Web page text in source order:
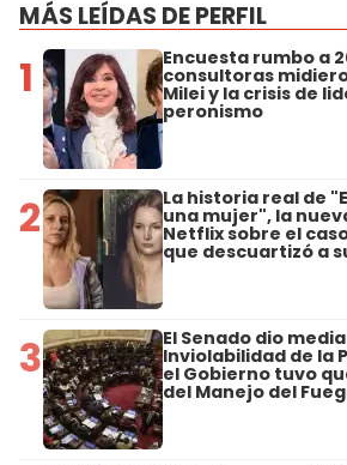
MÁS LEÍDAS DE PERFIL
1 Encuesta rumbo a
consultoras
Milei y la crisis de
peronismo
2 La historia real de
una mujer", la
Netflix sobre el
que descuartizó a
3 El Senado dio
Inviolabilidad de la
el Gobierno tuvo
del Manejo del